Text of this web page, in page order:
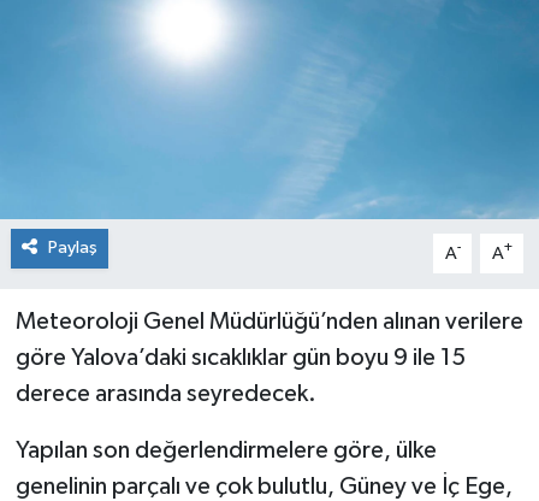
Paylaş A- A+
Meteoroloji Genel Müdürlüğü’nden alınan verilere
göre Yalova’daki sıcaklıklar gün boyu 9 ile 15
derece arasında seyredecek.
Yapılan son değerlendirmelere göre, ülke
genelinin parçalı ve çok bulutlu, Güney ve İç Ege,